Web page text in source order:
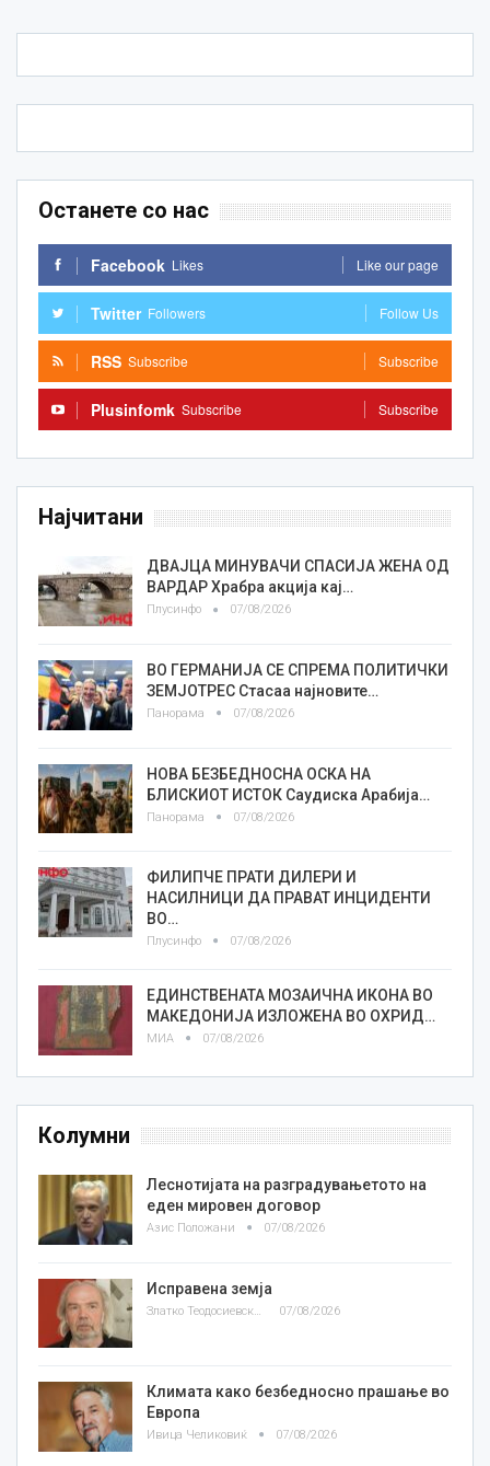
Останете со нас
Facebook Likes Like our page
Twitter Followers Follow Us
RSS Subscribe Subscribe
Plusinfomk Subscribe Subscribe
Најчитани
ДВАЈЦА МИНУВАЧИ СПАСИЈА ЖЕНА ОД
ВАРДАР Храбра акција кај…
Плусинфо 07/08/2026
ВО ГЕРМАНИЈА СЕ СПРЕМА ПОЛИТИЧКИ
ЗЕМЈОТРЕС Стасаа најновите…
Панорама 07/08/2026
НОВА БЕЗБЕДНОСНА ОСКА НА
БЛИСКИОТ ИСТОК Саудиска Арабија…
Панорама 07/08/2026
ФИЛИПЧЕ ПРАТИ ДИЛЕРИ И
НАСИЛНИЦИ ДА ПРАВАТ ИНЦИДЕНТИ
ВО…
Плусинфо 07/08/2026
ЕДИНСТВЕНАТА МОЗАИЧНА ИКОНА ВО
МАКЕДОНИЈА ИЗЛОЖЕНА ВО ОХРИД…
МИА 07/08/2026
Колумни
Леснотијата на разградувањетото на
еден мировен договор
Азис Положани 07/08/2026
Исправена земја
07/08/2026
Климата како безбедносно прашање во
Европа
Ивица Челиковиќ 07/08/2026